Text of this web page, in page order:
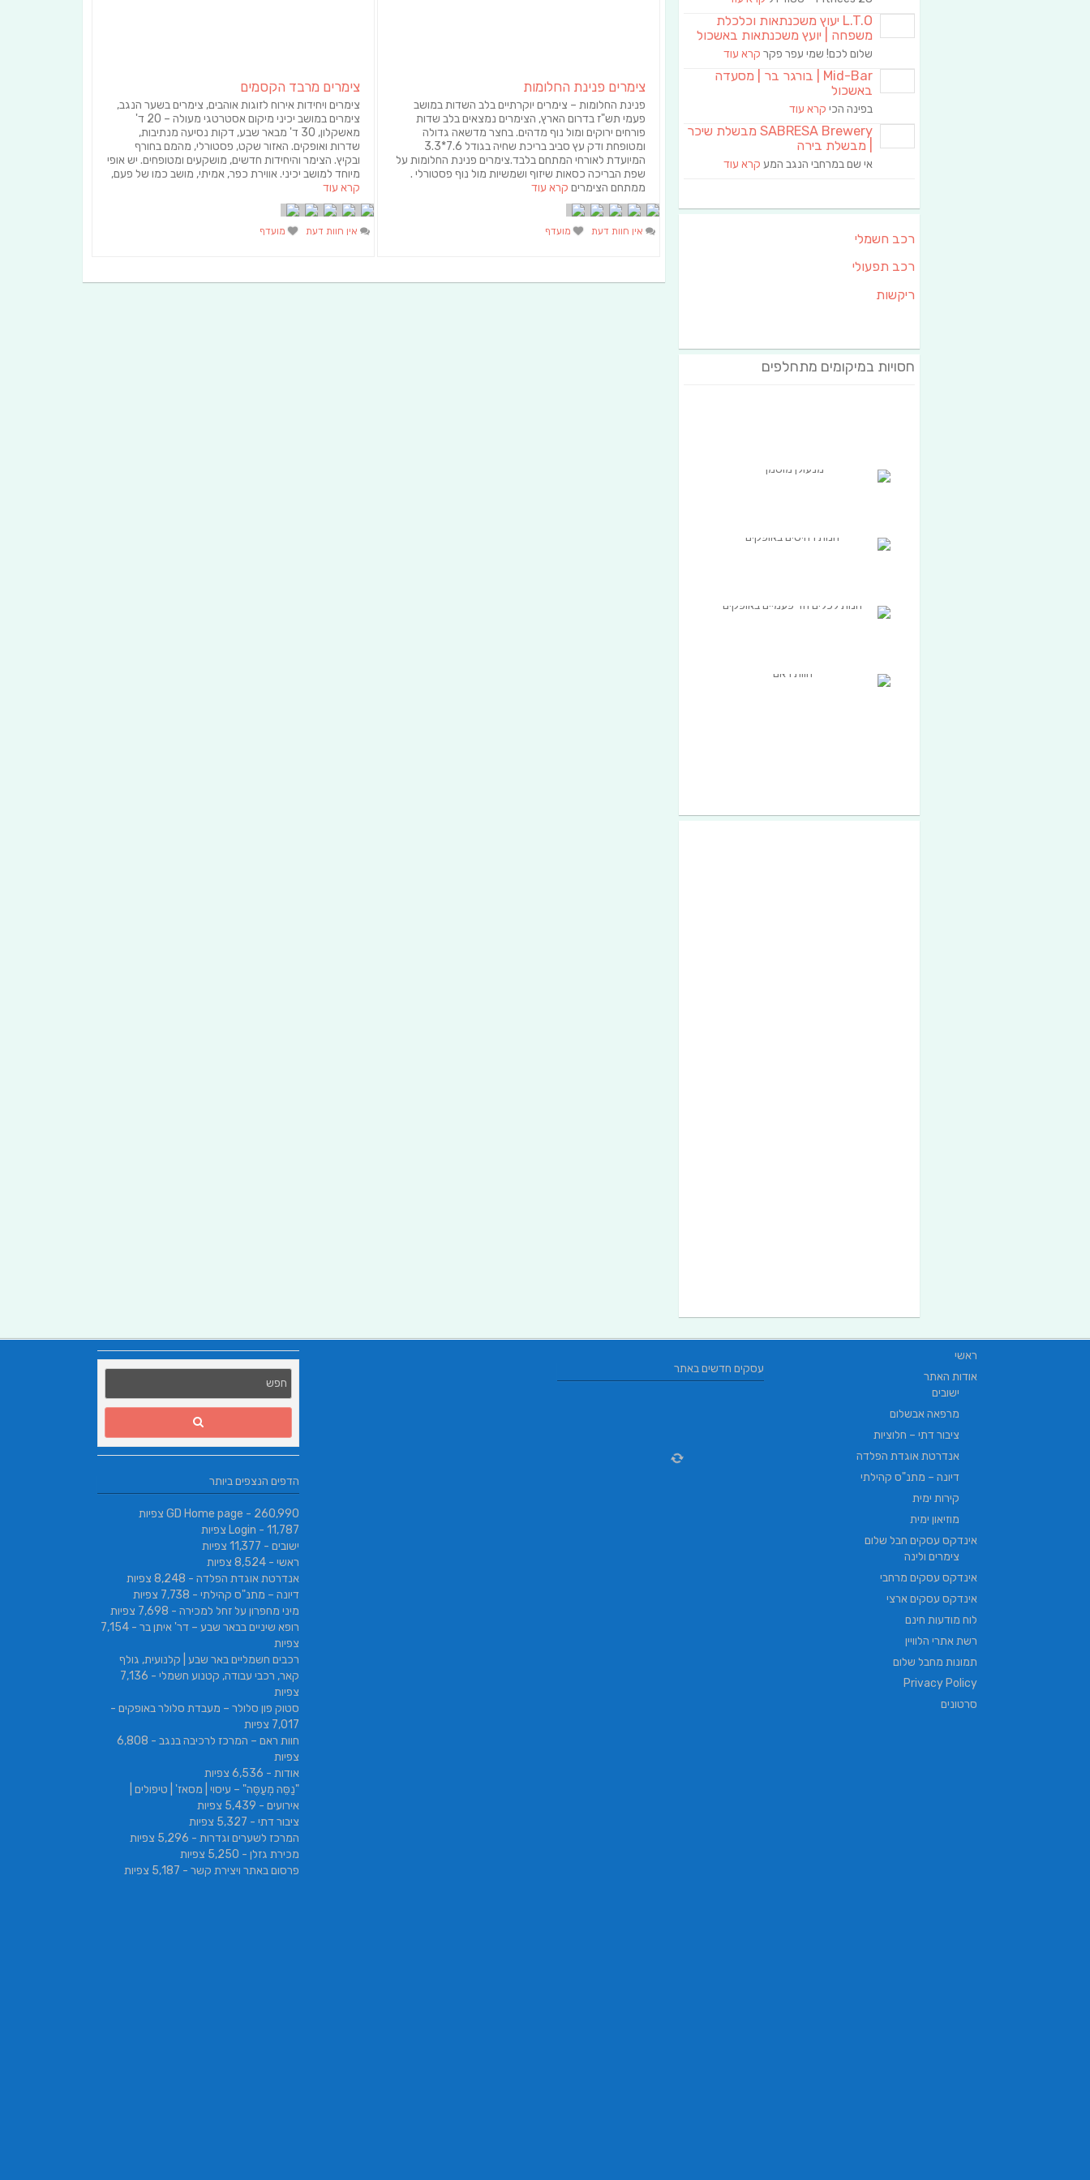
צימרים פנינת החלומות
פנינת החלומות – צימרים יוקרתיים בלב השדות במושב
פעמי תש"ז בדרום הארץ, הצימרים נמצאים בלב שדות
פורחים ירוקים ומול נוף מדהים. בחצר מדשאה גדולה
ומטופחת ודק עץ סביב בריכת שחיה בגודל 7.6*3.3
המיועדת לאורחי המתחם בלבד.צימרים פנינת החלומות על
שפת הבריכה כסאות שיזוף ושמשיות מול נוף פסטורלי .
ממתחם הצימרים קרא עוד
אין חוות דעת מועדף
צימרים מרבד הקסמים
צימרים ויחידות אירוח לזוגות אוהבים, צימרים בשער הנגב,
צימרים במושב יכיני מיקום אסטרטגי מעולה – 20 ד'
מאשקלון, 30 ד' מבאר שבע, דקות נסיעה מנתיבות,
שדרות ואופקים. האזור שקט, פסטורלי, מהמם בחורף
ובקיץ. הצימר והיחידות חדשים, מושקעים ומטופחים. יש אופי
מיוחד למושב יכיני. אווירת כפר, אמיתי, מושב כמו של פעם,
קרא עוד
אין חוות דעת מועדף
L.T.O יעוץ משכנתאות וכלכלת
משפחה | יועץ משכנתאות באשכול
שלום לכם! שמי עפר פקר קרא עוד
Mid-Bar | בורגר בר | מסעדה
באשכול
בפינה הכי קרא עוד
SABRESA Brewery מבשלת שיכר
| מבשלת בירה
אי שם במרחבי הנגב המע קרא עוד
רכב חשמלי
רכב תפעולי
ריקשות
חסויות במיקומים מתחלפים
הדפים הנצפים ביותר
GD Home page - 260,990 צפיות
Login - 11,787 צפיות
ישובים - 11,377 צפיות
ראשי - 8,524 צפיות
אנדרטת אוגדת הפלדה - 8,248 צפיות
דיונה – מתנ"ס קהילתי - 7,738 צפיות
מיני מחפרון על זחל למכירה - 7,698 צפיות
רופא שיניים בבאר שבע – דר' איתן בר
- 7,154
צפיות
רכבים חשמליים באר שבע | קלנועית, גולף
קאר, רכבי עבודה, קטנוע חשמלי
- 7,136
צפיות
סטוק פון סלולר – מעבדת סלולר באופקים -
7,017 צפיות
חוות ראם – המרכז לרכיבה בנגב
- 6,808
צפיות
אודות - 6,536 צפיות
"נַסֵּה מְעַסֶּה" – עיסוי | מסאז' | טיפולים |
אירועים - 5,439 צפיות
ציבור דתי - 5,327 צפיות
המרכז לשערים וגדרות - 5,296 צפיות
מכירת גזלן - 5,250 צפיות
פרסום באתר ויצירת קשר - 5,187 צפיות
עסקים חדשים באתר
ראשי
אודות האתר
ישובים
מרפאה אבשלום
ציבור דתי – חלוציות
אנדרטת אוגדת הפלדה
דיונה – מתנ"ס קהילתי
קירות ימית
מוזיאון ימית
אינדקס עסקים חבל שלום
צימרים ולינה
אינדקס עסקים מרחבי
אינדקס עסקים ארצי
לוח מודעות חינם
רשת אתרי הלוויין
תמונות מחבל שלום
Privacy Policy
סרטונים